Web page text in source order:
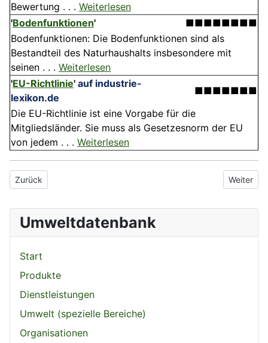
Bewertung . . . Weiterlesen
'Bodenfunktionen'
■■■■■■■■
Bodenfunktionen: Die Boden­funktionen sind als
Bestandteil des Naturhaushalts insbesondere mit
seinen . . . Weiterlesen
'EU-Richtlinie' auf industrie-
lexikon.de
■■■■■■■
Die EU-Richtlinie ist eine Vorgabe für die
Mitgliedsländer. Sie muss als Gesetzesnorm der EU
von jedem . . . Weiterlesen
Vorheriger Beitrag: EG-Richtlinie
Zurück Nächster
Weiter
Umweltdatenbank
Start
Produkte
Dienstleistungen
Umwelt (spezielle Bereiche)
Organisationen